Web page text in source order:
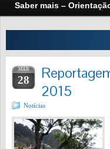
Saber mais –
MAR
28
2015
Notícias